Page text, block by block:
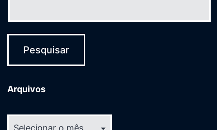
Arquivos